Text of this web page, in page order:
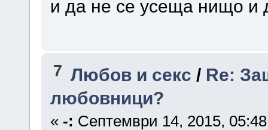
и да не се усеща нищо и
7 Любов и секс / Re:
любовници?
« -: Септември 14, 2015,